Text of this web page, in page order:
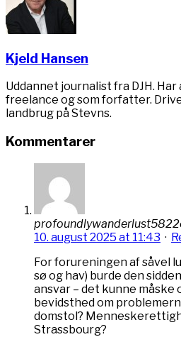
Kjeld Hansen
Uddannet journalist fra DJH.
freelance og som forfatter.
landbrug på Stevns.
Kommentarer
10. august 2025 at 11:43 ·
For forureningen af såvel
sø og hav) burde den
ansvar – det kunne
bevidsthed om
domstol?
Strassbourg?